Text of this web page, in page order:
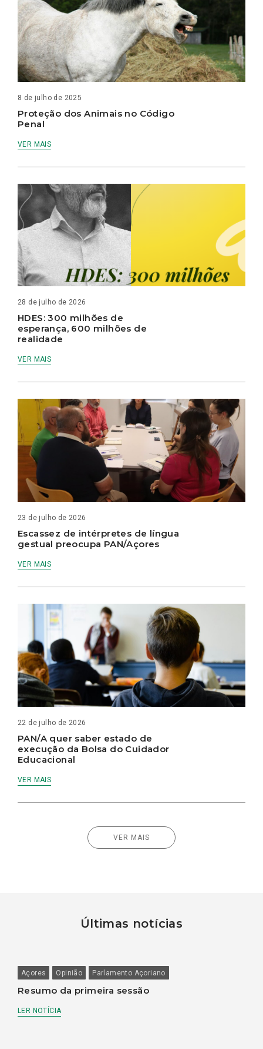
8 de julho de 2025
Proteção dos Animais no Código
Penal
VER MAIS
28 de julho de 2026
HDES: 300 milhões de
esperança, 600 milhões de
realidade
VER MAIS
23 de julho de 2026
Escassez de intérpretes de língua
gestual preocupa PAN/Açores
VER MAIS
22 de julho de 2026
PAN/A quer saber estado de
execução da Bolsa do Cuidador
Educacional
VER MAIS
VER MAIS
Últimas notícias
Açores Opinião Parlamento Açoriano
Resumo da primeira sessão
LER NOTÍCIA